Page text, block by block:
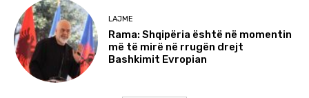
LAJME
Rama: Shqipëria është në momentin
më të mirë në rrugën drejt
Bashkimit Evropian